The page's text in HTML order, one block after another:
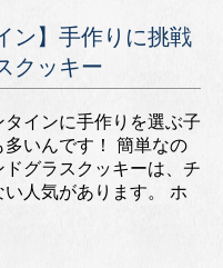
ン】手作りに挑戦
クッキー
インに手作りを選ぶ子
多いんです！ 簡単なの
ドグラスクッキーは、チ
い人気があります。 ホ